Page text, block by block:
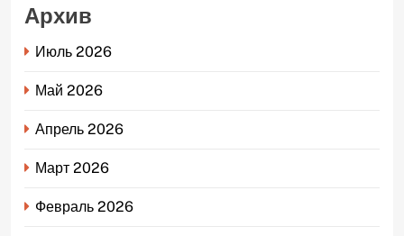
Архив
Июль 2026
Май 2026
Апрель 2026
Март 2026
Февраль 2026